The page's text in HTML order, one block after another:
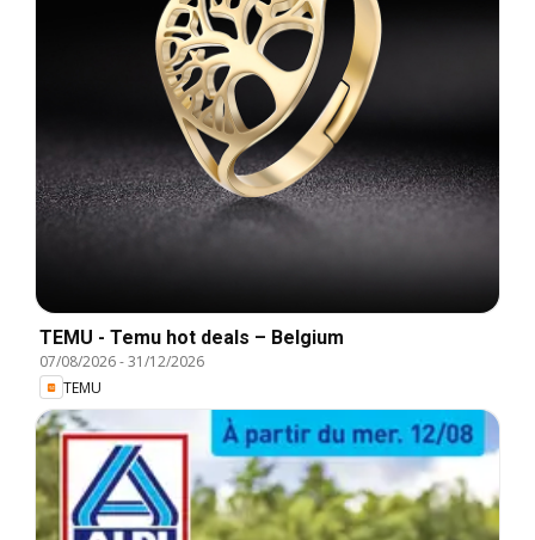
TEMU - Temu hot deals – Belgium
07/08/2026-31/12/2026
TEMU